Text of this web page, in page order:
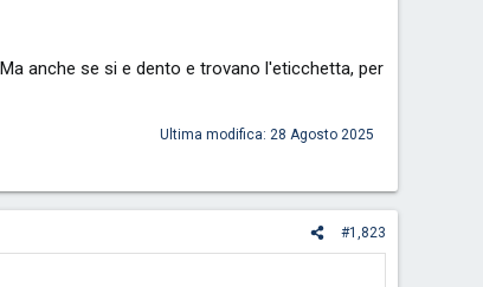
anche se si e dento e trovano l'eticchetta, per
Ultima modifica: 28 Agosto 2025
#1,823